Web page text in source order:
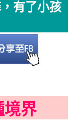
有了小孩
境界